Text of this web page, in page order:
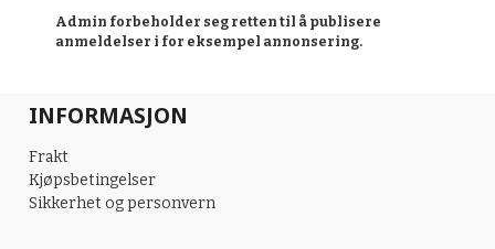
Admin forbeholder seg retten til å publisere
anmeldelser i for eksempel annonsering.
INFORMASJON
Frakt
Kjøpsbetingelser
Sikkerhet og personvern